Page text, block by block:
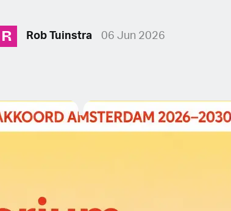
R Rob Tuinstra 06 Jun 2026